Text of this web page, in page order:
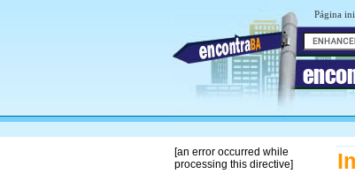
Página
[an error occurred while
processing this directive]